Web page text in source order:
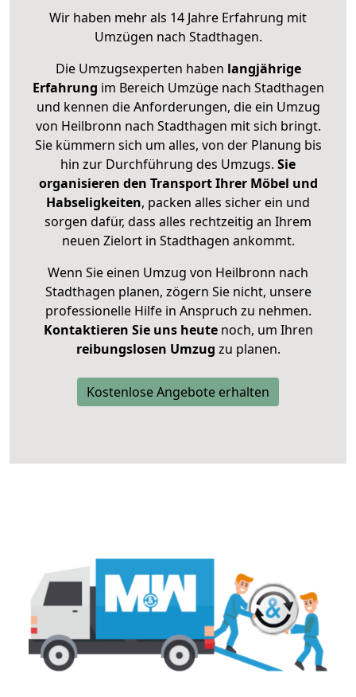
Wir haben mehr als 14 Jahre Erfahrung mit
Umzügen nach Stadthagen.
Die Umzugsexperten haben langjährige
Erfahrung im Bereich Umzüge nach Stadthagen
und kennen die Anforderungen, die ein Umzug
von Heilbronn nach Stadthagen mit sich bringt.
Sie kümmern sich um alles, von der Planung bis
hin zur Durchführung des Umzugs. Sie
organisieren den Transport Ihrer Möbel und
Habseligkeiten, packen alles sicher ein und
sorgen dafür, dass alles rechtzeitig an Ihrem
neuen Zielort in Stadthagen ankommt.
Wenn Sie einen Umzug von Heilbronn nach
Stadthagen planen, zögern Sie nicht, unsere
professionelle Hilfe in Anspruch zu nehmen.
Kontaktieren Sie uns heutenoch, um Ihren
reibungslosen Umzug zu planen.
Kostenlose Angebote erhalten